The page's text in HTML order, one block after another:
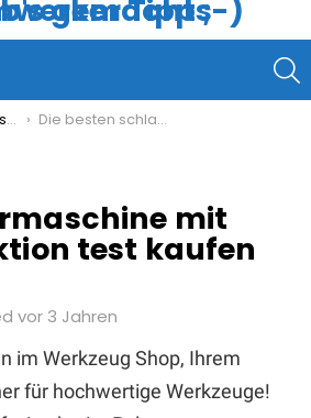
Die besten schlagbohrmaschine mit meißelfunktion test kaufen
mit
test kaufen
vor 3 Jahren
im Werkzeug Shop, Ihrem
für hochwertige Werkzeuge!